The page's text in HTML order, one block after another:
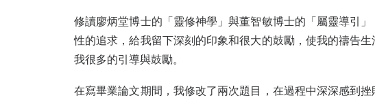
修讀廖炳堂博士的「靈修神學」與董智敏博士的「屬靈導引
性的追求，給我留下深刻的印象和很大的鼓勵，使我的禱告
我很多的引導與鼓勵。
在寫畢業論文期間，我修改了兩次題目，在過程中深深感到